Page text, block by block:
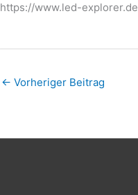
https://www.led-explorer.de
← Vorheriger Beitrag